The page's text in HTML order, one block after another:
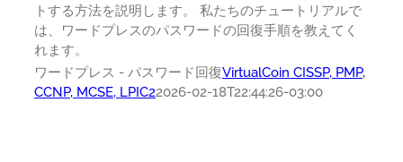
トする方法を説明します。 私たちのチュートリアルで
は、ワードプレスのパスワードの回復手順を教えてく
れます。
ワードプレス - パスワード回復VirtualCoin CISSP, PMP,
CCNP, MCSE, LPIC22026-02-18T22:44:26-03:00